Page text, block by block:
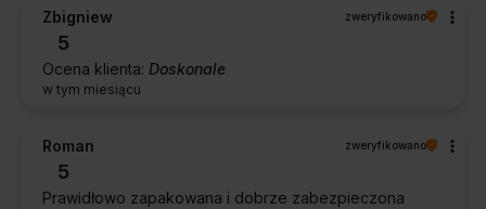
Zbigniew zweryfikowano
5
Ocena klienta: Doskonale
w tym miesiącu
Roman zweryfikowano
5
Prawidłowo zapakowana i dobrze zabezpieczona